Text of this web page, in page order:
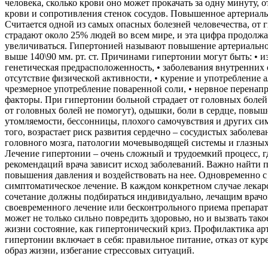
человека, сколько крови оно может прокачать за одну минуту,
крови и сопротивления стенок сосудов. Повышенное
Считается одной из самых опасных болезней человечества, от
страдают около 25% людей во всем мире, и эта цифра
увеличиваться. Гипертонией называют повышение
выше 140\90 мм. рт. ст. Причинами гипертонии могут быть: •
генетическая предрасположенность, • заболевания внутренних
отсутствие физической активности, • курение и употребление
чрезмерное употребление поваренной соли, • нервное
факторы. При гипертонии больной страдает от головных болей
от головных болей не помогут), одышки, боли в сердце,
утомляемости, бессонницы, плохого самочувствия и других
того, возрастает риск развития сердечно – сосудистых
головного мозга, патологии мочевыводящей системы и
Лечение гипертонии – очень сложный и трудоемкий процесс,
рекомендаций врача зависит исход заболеваний. Важно найти
повышения давления и воздействовать на нее. Одновременно
симптоматическое лечение. В каждом конкретном случае
сочетание должны подбираться индивидуально, лечащим
своевременного лечение или бесконтрольного приема
может не только сильно повредить здоровью, но и вызвать
жизни состояние, как гипертонический криз. Профилактика
гипертонии включает в себя: правильное питание, отказ от
образ жизни, избегание стрессовых ситуаций.